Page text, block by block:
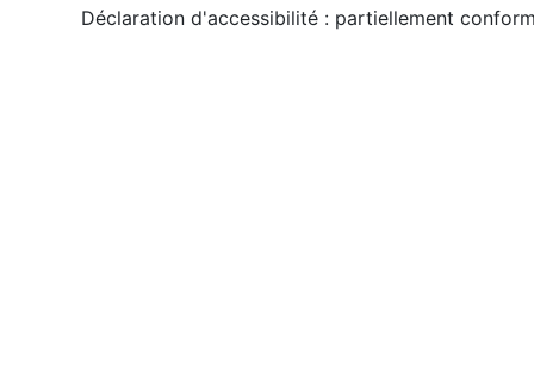
Déclaration d'accessibilité : partiellement